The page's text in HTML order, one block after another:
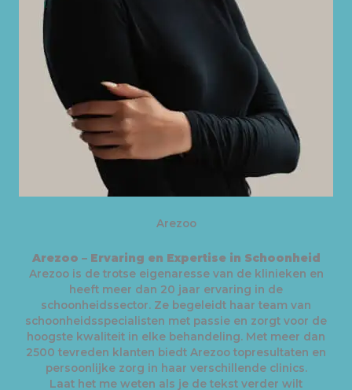
Arezoo
Arezoo – Ervaring en Expertise in Schoonheid
Arezoo is de trotse eigenaresse van de klinieken en
heeft meer dan 20 jaar ervaring in de
schoonheidssector. Ze begeleidt haar team van
schoonheidsspecialisten met passie en zorgt voor de
hoogste kwaliteit in elke behandeling. Met meer dan
2500 tevreden klanten biedt Arezoo topresultaten en
persoonlijke zorg in haar verschillende clinics.
Laat het me weten als je de tekst verder wilt